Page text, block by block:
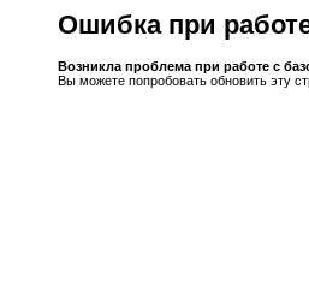
Ошибка при
Возникла проблема при работе с
Вы можете попробовать обновить эту